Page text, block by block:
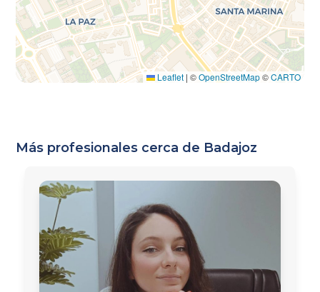
Leaflet | ©OpenStreetMap©CARTO
Más profesionales cerca de Badajoz